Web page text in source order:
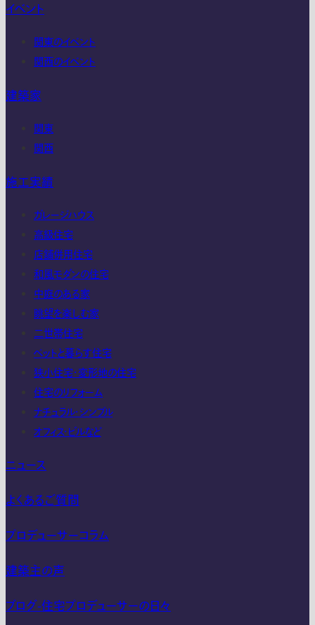
イベント
関東のイベント
関西のイベント
建築家
関東
関西
施工実績
ガレージハウス
高級住宅
店舗併用住宅
和風モダンの住宅
中庭のある家
眺望を楽しむ家
二世帯住宅
ペットと暮らす住宅
狭小住宅・変形地の住宅
住宅のリフォーム
ナチュラル・シンプル
オフィス・ビルなど
ニュース
よくあるご質問
プロデューサーコラム
建築主の声
ブログ-住宅プロデューサーの日々